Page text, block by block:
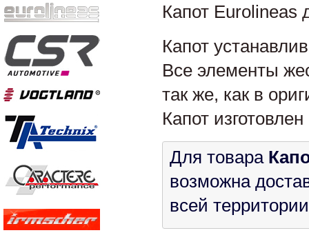
Капот Eurolineas
Капот
Все элементы
так же, как в
Капот
Для товара
возможна
всей